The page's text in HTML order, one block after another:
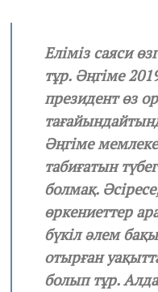
Еліміз саяси
тұр. Әңгіме
президент өз
Әңгіме
табиғатын
болмақ.
өркениеттер
бүкіл әлем
отырған
болып тұр.